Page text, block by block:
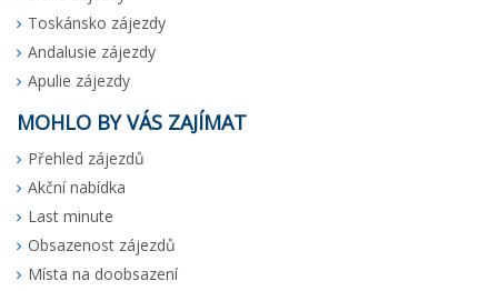
Toskánsko zájezdy
Andalusie zájezdy
Apulie zájezdy
MOHLO BY VÁS ZAJÍMAT
Přehled zájezdů
Akční nabídka
Last minute
Obsazenost zájezdů
Místa na doobsazení